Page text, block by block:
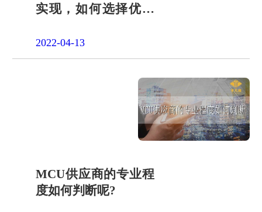
实现，如何选择优势
2022-04-13
MCU供应商的专业程
度如何判断呢?